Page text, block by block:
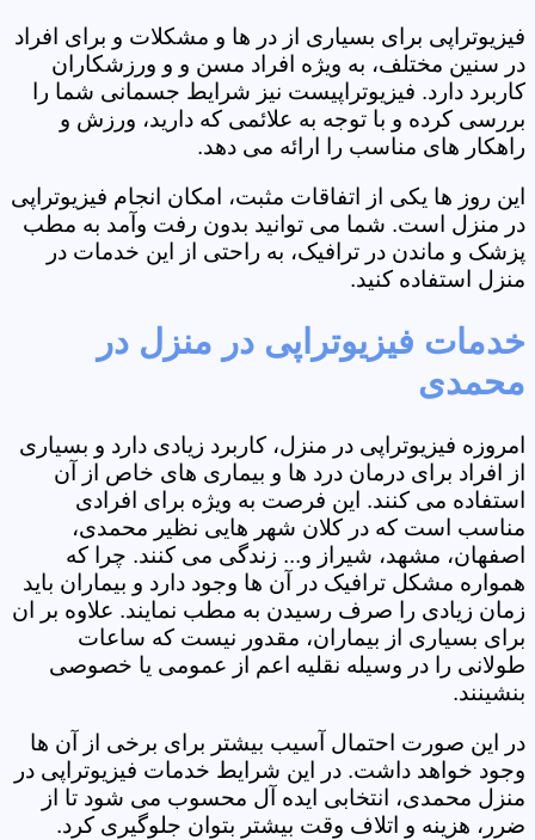
فیزیوتراپی برای بسیاری از در ها و مشکلات و برای افراد
در سنین مختلف، به ویژه افراد مسن و و ورزشکاران
کاربرد دارد. فیزیوتراپیست نیز شرایط جسمانی شما را
بررسی کرده و با توجه به علائمی که دارید، ورزش و
راهکار های مناسب را ارائه می دهد.
این روز ها یکی از اتفاقات مثبت، امکان انجام فیزیوتراپی
در منزل است. شما می توانید بدون رفت وآمد به مطب
پزشک و ماندن در ترافیک، به راحتی از این خدمات در
منزل استفاده کنید.
خدمات فیزیوتراپی در منزل در
محمدی
امروزه فیزیوتراپی در منزل، کاربرد زیادی دارد و بسیاری
از افراد برای درمان درد ها و بیماری های خاص از آن
استفاده می کنند. این فرصت به ویژه برای افرادی
مناسب است که در کلان شهر هایی نظیر محمدی،
اصفهان، مشهد، شیراز و... زندگی می کنند. چرا که
همواره مشکل ترافیک در آن ها وجود دارد و بیماران باید
زمان زیادی را صرف رسیدن به مطب نمایند. علاوه بر ان
برای بسیاری از بیماران، مقدور نیست که ساعات
طولانی را در وسیله نقلیه اعم از عمومی یا خصوصی
بنشینند.
در این صورت احتمال آسیب بیشتر برای برخی از آن ها
وجود خواهد داشت. در این شرایط خدمات فیزیوتراپی در
منزل محمدی، انتخابی ایده آل محسوب می شود تا از
ضرر، هزینه و اتلاف وقت بیشتر بتوان جلوگیری کرد.